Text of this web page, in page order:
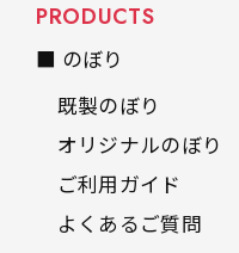
PRODUCTS
■ のぼり
既製のぼり
オリジナルのぼり
ご利用ガイド
よくあるご質問